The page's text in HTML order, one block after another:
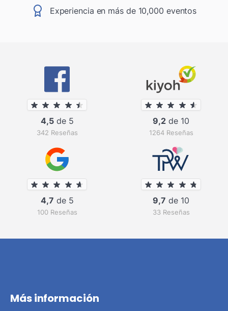
Experiencia en más de 10,000 eventos
4,5de 5
342 Reseñas
9,2 de 10
1264 Reseñas
4,7 de 5
100 Reseñas
9,7 de 10
33 Reseñas
Más información